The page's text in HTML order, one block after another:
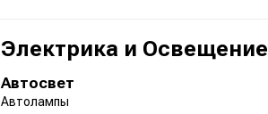
Электрика и Освещение
Автосвет
Автолампы